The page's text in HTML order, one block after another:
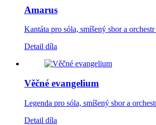
Amarus
Kantáta pro sóla, smíšený sbor a
Detail díla
Věčné evangelium
Legenda pro sóla, smíšený sbor a
Detail díla